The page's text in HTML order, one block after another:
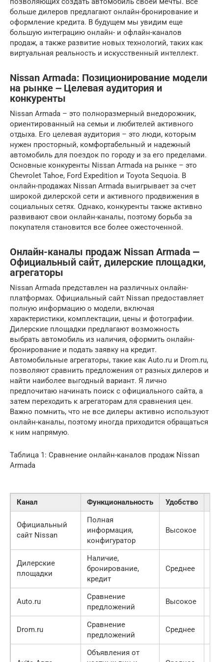
больше дилеров предлагают онлайн-бронирование и
оформление кредита. В будущем мы увидим еще
большую интеграцию онлайн- и офлайн-каналов
продаж, а также развитие новых технологий, таких как
виртуальная реальность и искусственный интеллект.
Nissan Armada: Позиционирование модели
на рынке ౼ Целевая аудитория и
конкуренты
Nissan Armada – это полноразмерный внедорожник,
ориентированный на семьи и любителей активного
отдыха. Его целевая аудитория – это люди, которым
нужен просторный, комфортабельный и надежный
автомобиль для поездок по городу и за его пределами.
Основные конкуренты Nissan Armada на рынке – это
Chevrolet Tahoe, Ford Expedition и Toyota Sequoia. В
онлайн-продажах Nissan Armada выигрывает за счет
широкой дилерской сети и активного продвижения в
социальных сетях. Однако, конкуренты также активно
развивают свои онлайн-каналы, поэтому борьба за
покупателя становится все более ожесточенной.
Онлайн-каналы продаж Nissan Armada ⎼
Официальный сайт, дилерские площадки,
агрегаторы
Nissan Armada представлен на различных онлайн-
платформах. Официальный сайт Nissan предоставляет
полную информацию о модели, включая
характеристики, комплектации, цены и фотографии.
Дилерские площадки предлагают возможность
выбрать автомобиль из наличия, оформить онлайн-
бронирование и подать заявку на кредит.
Автомобильные агрегаторы, такие как Auto.ru и Drom.ru,
позволяют сравнить предложения от разных дилеров и
найти наиболее выгодный вариант. Я лично
предпочитаю начинать поиск с официального сайта, а
затем переходить к агрегаторам для сравнения цен.
Важно помнить, что не все дилеры активно используют
онлайн-каналы, поэтому иногда приходится обращаться
к ним напрямую.
Таблица 1: Сравнение онлайн-каналов продаж Nissan
Armada
Канал Функциональность Удобство
Официальный
сайт Nissan
Полная
информация,
конфигуратор
Высокое
Дилерские
площадки
Наличие,
бронирование,
кредит
Среднее
Auto.ru
Сравнение
предложений
Высокое
Drom.ru
Сравнение
предложений
Среднее
Объявления от